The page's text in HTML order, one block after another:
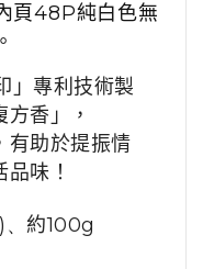
頁48P純白色無
」專利技術製
香」，
有助於提振情
味！
約100g